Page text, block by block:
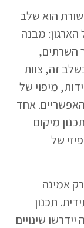
הוא שלב
הארגון: מבנה
השרתים,
זה, צוות
מיפוי של
האפשריים. אחד
מיקום
של
אמינה
תכנון
שינויים